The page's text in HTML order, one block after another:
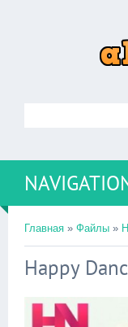
Главная » Файлы »
Happy